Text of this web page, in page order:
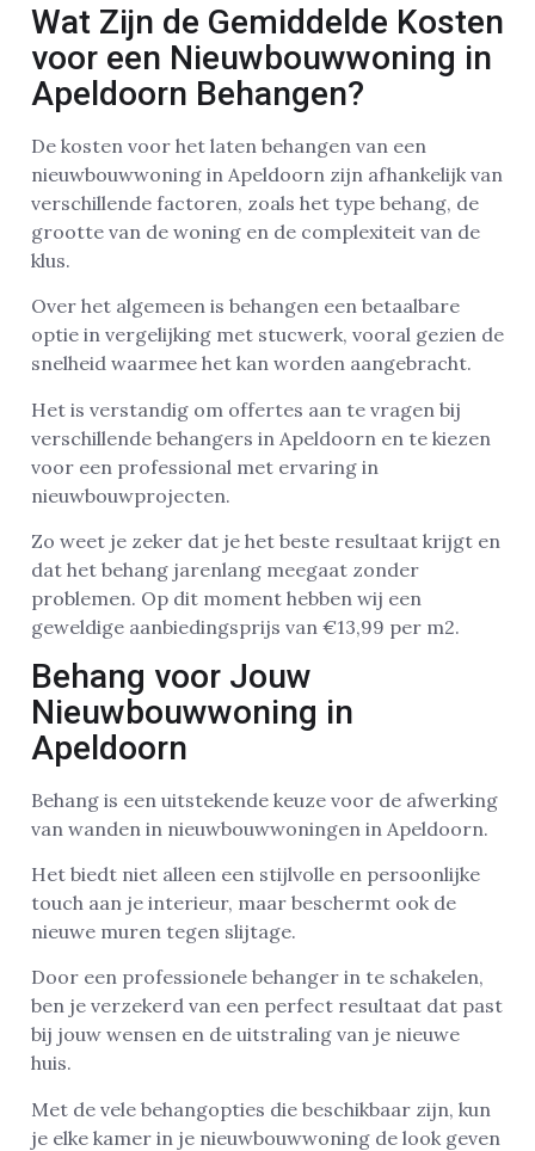
Wat Zijn de Gemiddelde Kosten
voor een Nieuwbouwwoning in
Apeldoorn Behangen?
De kosten voor het laten behangen van een
nieuwbouwwoning in Apeldoorn zijn afhankelijk van
verschillende factoren, zoals het type behang, de
grootte van de woning en de complexiteit van de
klus.
Over het algemeen is behangen een betaalbare
optie in vergelijking met stucwerk, vooral gezien de
snelheid waarmee het kan worden aangebracht.
Het is verstandig om offertes aan te vragen bij
verschillende behangers in Apeldoorn en te kiezen
voor een professional met ervaring in
nieuwbouwprojecten.
Zo weet je zeker dat je het beste resultaat krijgt en
dat het behang jarenlang meegaat zonder
problemen. Op dit moment hebben wij een
geweldige aanbiedingsprijs van €13,99 per m2.
Behang voor Jouw
Nieuwbouwwoning in
Apeldoorn
Behang is een uitstekende keuze voor de afwerking
van wanden in nieuwbouwwoningen in Apeldoorn.
Het biedt niet alleen een stijlvolle en persoonlijke
touch aan je interieur, maar beschermt ook de
nieuwe muren tegen slijtage.
Door een professionele behanger in te schakelen,
ben je verzekerd van een perfect resultaat dat past
bij jouw wensen en de uitstraling van je nieuwe
huis.
Met de vele behangopties die beschikbaar zijn, kun
je elke kamer in je nieuwbouwwoning de look geven